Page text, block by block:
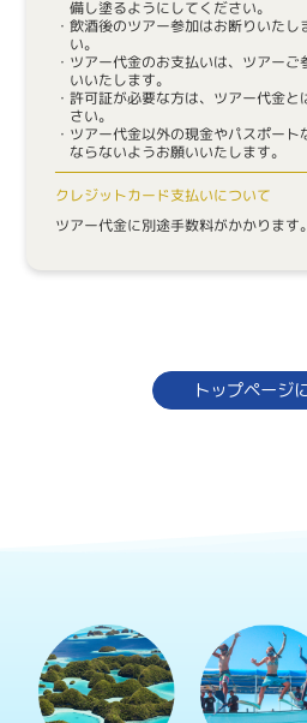
備し塗るようにしてください。
飲酒後のツアー参加はお断りいたし
い。
ツアー代金のお支払いは、ツアー
いいたします。
許可証が必要な方は、ツアー代金と
さい。
ツアー代金以外の現金やパスポート
ならないようお願いいたします。
クレジットカード支払いについて
ツアー代金に別途手数料がかかります。
トップページ